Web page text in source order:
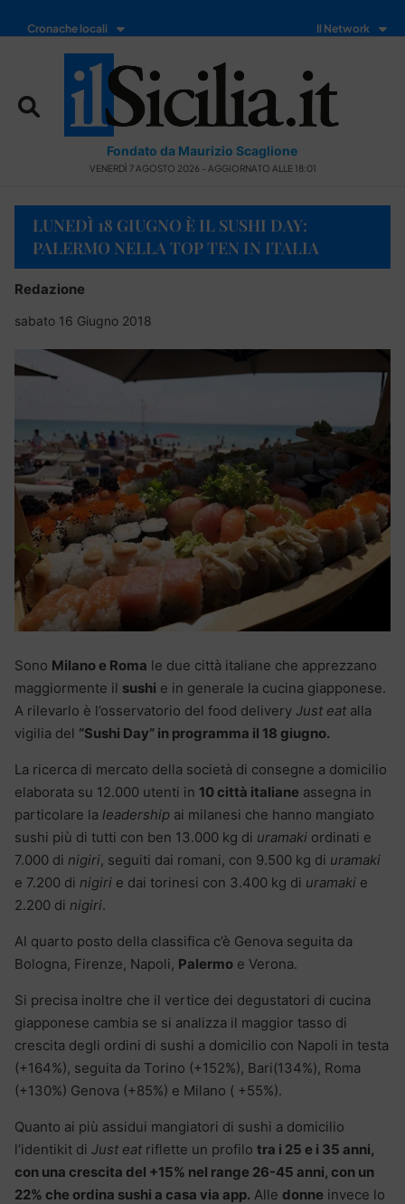
Cronache locali Il Network
Fondato da Maurizio Scaglione
VENERDÌ 7 AGOSTO 2026 - AGGIORNATO ALLE 18:01
LUNEDÌ 18 GIUGNO È IL SUSHI DAY:
PALERMO NELLA TOP TEN IN ITALIA
Redazione
sabato 16 Giugno 2018
Sono Milano e Roma le due città italiane che apprezzano
maggiormente il sushi e in generale la cucina giapponese.
A rilevarlo è l’osservatorio del food delivery Just eat alla
vigilia del “Sushi Day” in programma il 18 giugno.
La ricerca di mercato della società di consegne a domicilio
elaborata su 12.000 utenti in 10 città italiane assegna in
particolare la leadership ai milanesi che hanno mangiato
sushi più di tutti con ben 13.000 kg di uramaki ordinati e
7.000 di nigiri, seguiti dai romani, con 9.500 kg di uramaki
e 7.200 di nigiri e dai torinesi con 3.400 kg di uramaki e
2.200 di nigiri.
Al quarto posto della classifica c’è Genova seguita da
Bologna, Firenze, Napoli, Palermo e Verona.
Si precisa inoltre che il vertice dei degustatori di cucina
giapponese cambia se si analizza il maggior tasso di
crescita degli ordini di sushi a domicilio con Napoli in testa
(+164%), seguita da Torino (+152%), Bari(134%), Roma
(+130%) Genova (+85%) e Milano ( +55%).
Quanto ai più assidui mangiatori di sushi a domicilio
l’identikit di Just eat riflette un profilo tra i 25 e i 35 anni,
con una crescita del +15% nel range 26-45 anni, con un
22% che ordina sushi a casa via app. Alle donne invece lo